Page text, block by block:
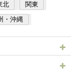
北
関東
・沖縄